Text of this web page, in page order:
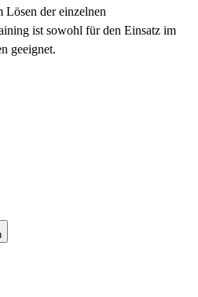
Lösen der einzelnen
ist sowohl für den Einsatz im
geeignet.